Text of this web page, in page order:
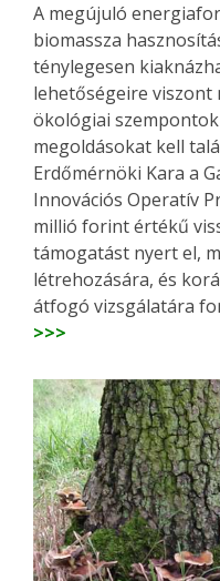
A megújuló
biomassza
ténylegesen
lehetőségeire viszont
ökológiai
megoldásokat kell
Erdőmérnöki Kara a
Innovációs Operatív
millió forint értékű
támogatást nyert el,
létrehozására, és
átfogó vizsgálatára
>>>